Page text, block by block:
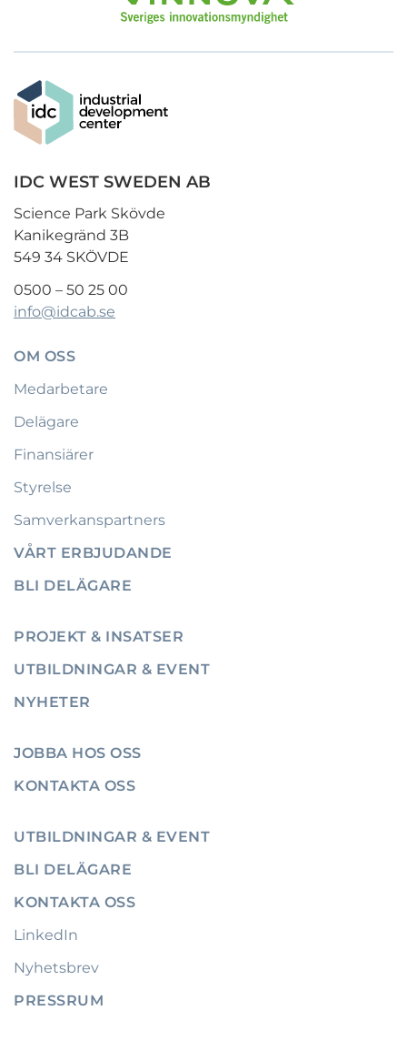
IDC WEST SWEDEN AB
Science Park Skövde
Kanikegränd 3B
549 34 SKÖVDE
0500 – 50 25 00
info@idcab.se
OM OSS
Medarbetare
Delägare
Finansiärer
Styrelse
Samverkanspartners
VÅRT ERBJUDANDE
BLI DELÄGARE
PROJEKT & INSATSER
UTBILDNINGAR & EVENT
NYHETER
JOBBA HOS OSS
KONTAKTA OSS
UTBILDNINGAR & EVENT
BLI DELÄGARE
KONTAKTA OSS
LinkedIn
Nyhetsbrev
PRESSRUM